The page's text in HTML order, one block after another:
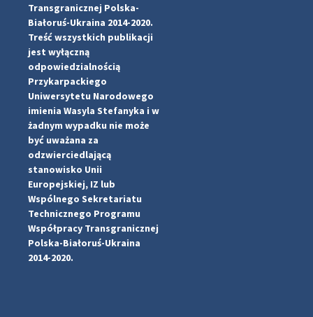
pimrec_project
Transgranicznej Polska-
Białoruś-Ukraina 2014-2020.
Treść wszystkich publikacji
jest wyłączną
odpowiedzialnością
Przykarpackiego
Uniwersytetu Narodowego
imienia Wasyla Stefanyka i w
żadnym wypadku nie może
być uważana za
odzwierciedlającą
stanowisko Unii
Europejskiej, IZ lub
Wspólnego Sekretariatu
Technicznego Programu
Współpracy Transgranicznej
Polska-Białoruś-Ukraina
2014-2020.